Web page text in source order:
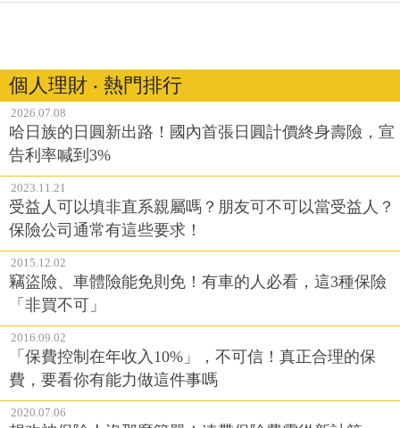
個人理財 ‧ 熱門排行
2026.07.08
哈日族的日圓新出路！國內首張日圓計價終身壽險，宣
告利率喊到3%
2023.11.21
受益人可以填非直系親屬嗎？朋友可不可以當受益人？
保險公司通常有這些要求！
2015.12.02
竊盜險、車體險能免則免！有車的人必看，這3種保險
「非買不可」
2016.09.02
「保費控制在年收入10%」，不可信！真正合理的保
費，要看你有能力做這件事嗎
2020.07.06